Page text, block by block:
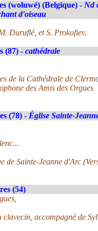
(woluwé) (Belgique) - Nd
d'oiseau
Duruflé, et S. Prokofiev.
(87) - cathédrale
de la Cathédrale de
des Amis des Orgues
(78) - Église Sainte-
de Sainte-Jeanne d'Arc
(54)
accompagné de